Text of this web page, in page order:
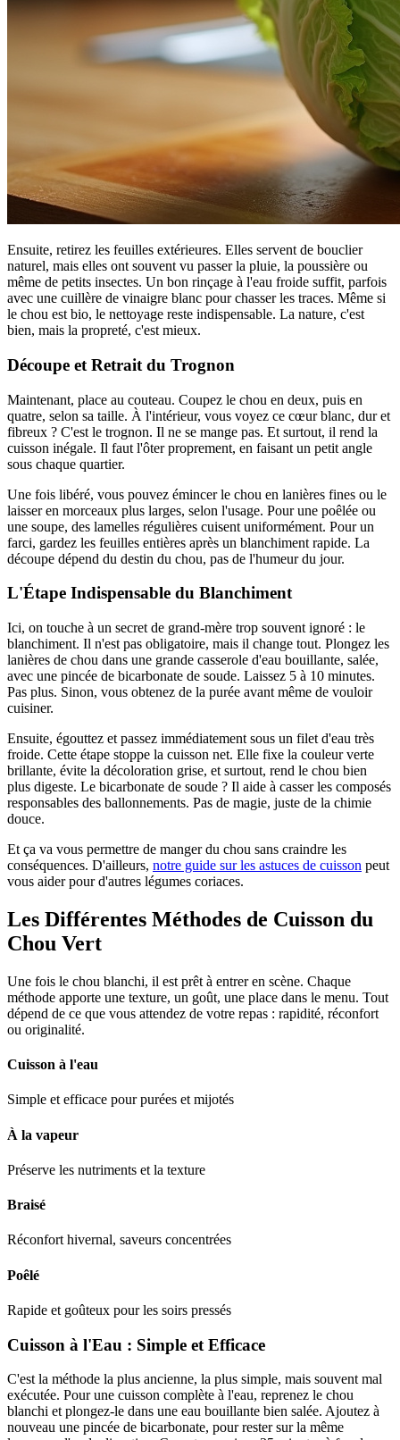
Ensuite, retirez les feuilles extérieures. Elles servent de bouclier
naturel, mais elles ont souvent vu passer la pluie, la poussière ou
même de petits insectes. Un bon rinçage à l'eau froide suffit, parfois
avec une cuillère de vinaigre blanc pour chasser les traces. Même si
le chou est bio, le nettoyage reste indispensable. La nature, c'est
bien, mais la propreté, c'est mieux.
Découpe et Retrait du Trognon
Maintenant, place au couteau. Coupez le chou en deux, puis en
quatre, selon sa taille. À l'intérieur, vous voyez ce cœur blanc, dur et
fibreux ? C'est le trognon. Il ne se mange pas. Et surtout, il rend la
cuisson inégale. Il faut l'ôter proprement, en faisant un petit angle
sous chaque quartier.
Une fois libéré, vous pouvez émincer le chou en lanières fines ou le
laisser en morceaux plus larges, selon l'usage. Pour une poêlée ou
une soupe, des lamelles régulières cuisent uniformément. Pour un
farci, gardez les feuilles entières après un blanchiment rapide. La
découpe dépend du destin du chou, pas de l'humeur du jour.
L'Étape Indispensable du Blanchiment
Ici, on touche à un secret de grand-mère trop souvent ignoré : le
blanchiment. Il n'est pas obligatoire, mais il change tout. Plongez les
lanières de chou dans une grande casserole d'eau bouillante, salée,
avec une pincée de bicarbonate de soude. Laissez 5 à 10 minutes.
Pas plus. Sinon, vous obtenez de la purée avant même de vouloir
cuisiner.
Ensuite, égouttez et passez immédiatement sous un filet d'eau très
froide. Cette étape stoppe la cuisson net. Elle fixe la couleur verte
brillante, évite la décoloration grise, et surtout, rend le chou bien
plus digeste. Le bicarbonate de soude ? Il aide à casser les composés
responsables des ballonnements. Pas de magie, juste de la chimie
douce.
Et ça va vous permettre de manger du chou sans craindre les
conséquences. D'ailleurs, notre guide sur les astuces de cuisson peut
vous aider pour d'autres légumes coriaces.
Les Différentes Méthodes de Cuisson du
Chou Vert
Une fois le chou blanchi, il est prêt à entrer en scène. Chaque
méthode apporte une texture, un goût, une place dans le menu. Tout
dépend de ce que vous attendez de votre repas : rapidité, réconfort
ou originalité.
Cuisson à l'eau
Simple et efficace pour purées et mijotés
À la vapeur
Préserve les nutriments et la texture
Braisé
Réconfort hivernal, saveurs concentrées
Poêlé
Rapide et goûteux pour les soirs pressés
Cuisson à l'Eau : Simple et Efficace
C'est la méthode la plus ancienne, la plus simple, mais souvent mal
exécutée. Pour une cuisson complète à l'eau, reprenez le chou
blanchi et plongez-le dans une eau bouillante bien salée. Ajoutez à
nouveau une pincée de bicarbonate, pour rester sur la même